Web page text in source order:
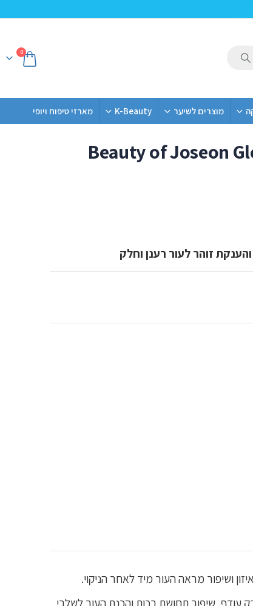
0
מוצרים לשיער K-Beauty מארזי טיפוח ויופי
Beauty of Joseon
זוהר לעור רענן וחלק
עודף, שיפור תחושת רכות והכנת העור לשלבי